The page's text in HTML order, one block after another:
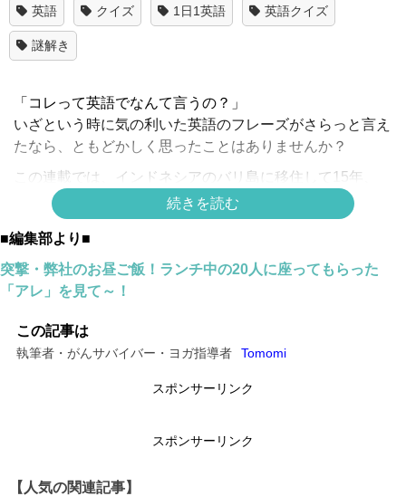
英語 クイズ 1日1英語 英語クイズ
謎解き
「コレって英語でなんて言うの？」
いざという時に気の利いた英語のフレーズがさらっと言え
たなら、ともどかしく思ったことはありませんか？
この連載では、インドネシアのバリ島に移住して15年、
アメリカ人の夫と、３人のマルチリンガルの男の子の子育
てをしながら暮らすヨガ講師Tomomiが
英語の身近な表現をクイズ形式でお届けします。
「通路」って英語で言えますか？
正解は
↓
続きを読む
■編集部より■
突撃・弊社のお昼ご飯！ランチ中の20人に座ってもらった
「アレ」を見て～！
この記事は
執筆者・がんサバイバー・ヨガ指導者 Tomomi
スポンサーリンク
スポンサーリンク
【人気の関連記事】